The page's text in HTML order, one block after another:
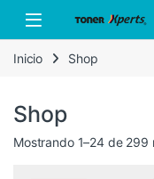
Open
Inicio Shop
Shop
Mostrando 1–24 de 299